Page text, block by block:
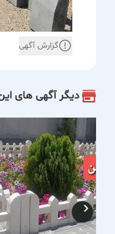
گزارش آگهی
دیگر آگهی های